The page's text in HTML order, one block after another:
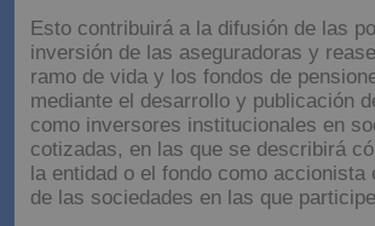
Esto contribuirá a la difusión de las
inversión de las aseguradoras y
ramo de vida y los fondos de
mediante el desarrollo y publicación
como inversores institucionales en
cotizadas, en las que se describirá
la entidad o el fondo como accionista
de las sociedades en las que